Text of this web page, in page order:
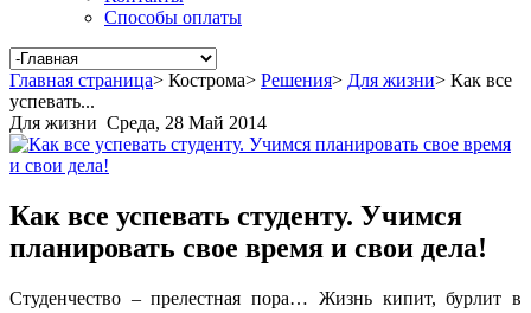
Способы оплаты
Главная страница> Кострома> Решения> Для жизни> Как все
успевать...
Для жизни Среда, 28 Май 2014
Как все успевать студенту. Учимся
планировать свое время и свои дела!
Студенчество – прелестная пора… Жизнь кипит, бурлит в